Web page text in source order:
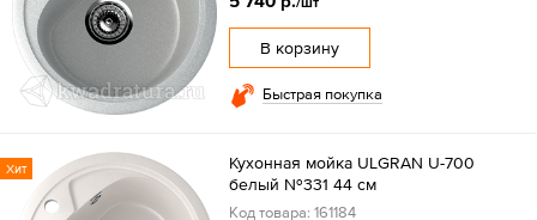
В корзину
Быстрая покупка
Хит
Кухонная мойка ULGRAN U-700
белый №331 44 см
Код товара: 161184